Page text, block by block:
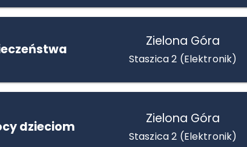
Zielona Góra
Staszica 2 (Elektronik)
dzieciom
Zielona Góra
Staszica 2 (Elektronik)